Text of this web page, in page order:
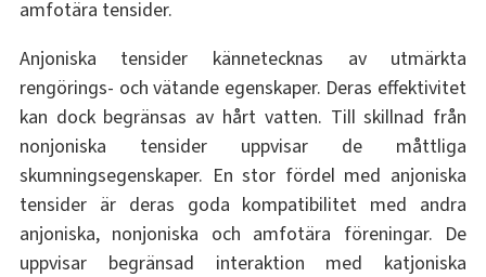
amfotära tensider.
Anjoniska tensider kännetecknas av utmärkta
rengörings- och vätande egenskaper. Deras effektivitet
kan dock begränsas av hårt vatten. Till skillnad från
nonjoniska tensider uppvisar de måttliga
skumningsegenskaper. En stor fördel med anjoniska
tensider är deras goda kompatibilitet med andra
anjoniska, nonjoniska och amfotära föreningar. De
uppvisar begränsad interaktion med katjoniska